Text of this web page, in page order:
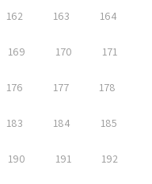
162 163 164
169 170 171
176 177 178
183 184 185
190 191 192